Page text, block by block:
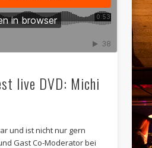
live DVD: Michi
und ist nicht nur gern
Gast Co-Moderator bei